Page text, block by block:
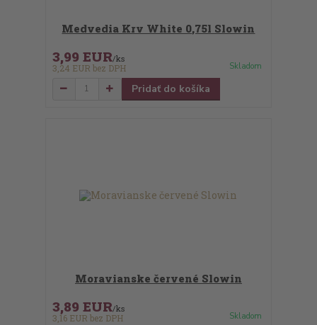
Medvedia Krv White 0,75l Slowin
3,99 EUR/ks
3,24 EUR bez DPH Skladom
Pridať do košíka
Moravianske červené Slowin
3,89 EUR/ks
3,16 EUR bez DPH Skladom